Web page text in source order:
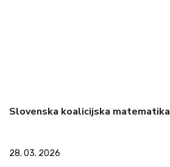
Slovenska koalicijska
28. 03. 2026